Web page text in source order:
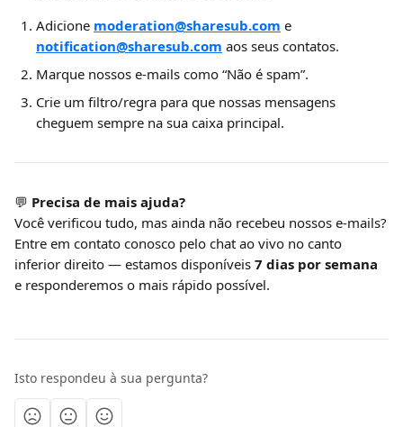
Adicione moderation@sharesub.com e
notification@sharesub.com aos seus contatos.
Marque nossos e-mails como “Não é spam”.
Crie um filtro/regra para que nossas mensagens
cheguem sempre na sua caixa principal.
💬 Precisa de mais ajuda?
Você verificou tudo, mas ainda não recebeu nossos e-mails?
Entre em contato conosco pelo chat ao vivo no canto
inferior direito — estamos disponíveis 7 dias por semana
e responderemos o mais rápido possível.
Isto respondeu à sua pergunta?